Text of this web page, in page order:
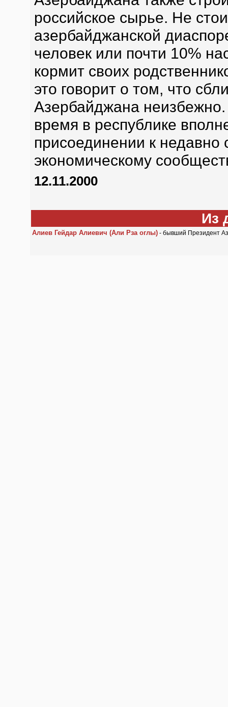
российское сырье. Не
азербайджанской
человек или почти 10%
кормит своих
это говорит о том, что
Азербайджана
время в республике
присоединении к недавно
экономическому
12.11.2000
Из
Алиев Гейдар Алиевич (Али Рза оглы)- бывший Президент